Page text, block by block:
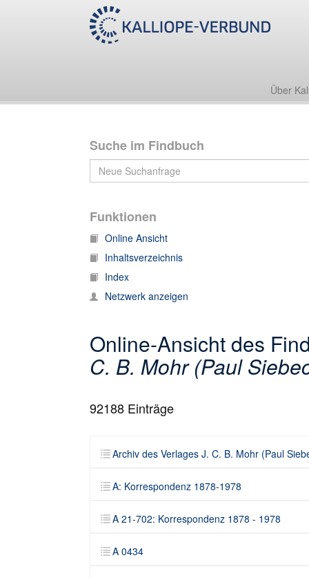
Über
Suche im Findbuch
Funktionen
Online Ansicht
Inhaltsverzeichnis
Index
Netzwerk anzeigen
Online-Ansicht des
C. B. Mohr (Paul
92188 Einträge
Archiv des Verlages J. C. B. Mohr (Paul Siebeck)
A: Korrespondenz 1878-1978
Archiv des Verlages J. C. B. Mohr (Paul
A: Korrespondenz 1878-1978
A 21-702: Korrespondenz 1878 - 1978
A 0434